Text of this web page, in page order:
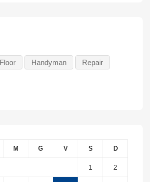
Floor Handyman Repair
M G V S D
1 2